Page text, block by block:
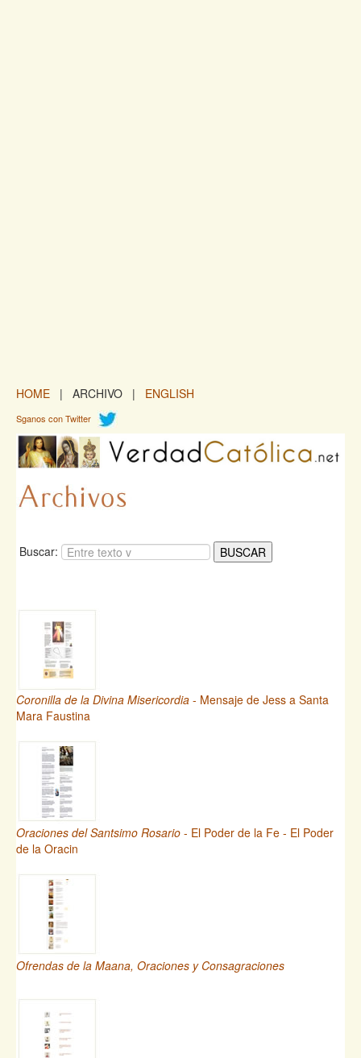
HOME | ARCHIVO | ENGLISH
Sganos con Twitter
Buscar:
Coronilla de la Divina Misericordia - Mensaje de Jess a Santa
Mara Faustina
Oraciones del Santsimo Rosario - El Poder de la Fe - El Poder
de la Oracin
Ofrendas de la Maana, Oraciones y Consagraciones